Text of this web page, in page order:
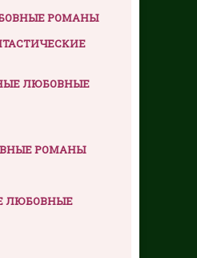
РОМАНЫ
ЛЮБОВНЫЕ
РОМАНЫ
ЛЮБОВНЫЕ